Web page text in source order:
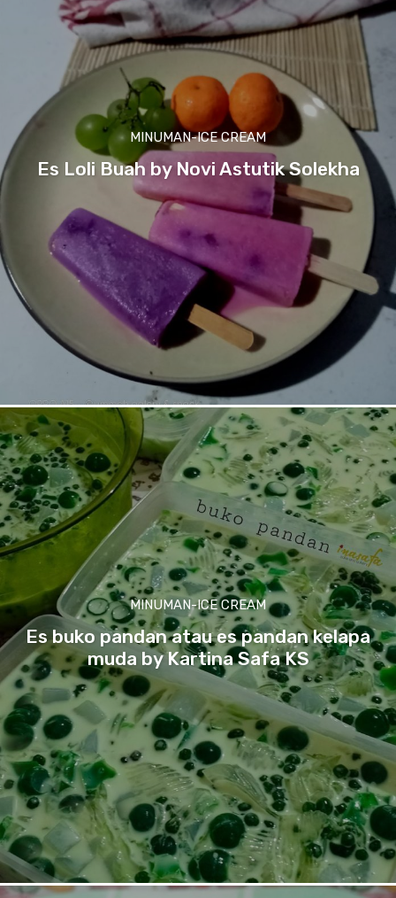
MINUMAN-ICE CREAM
Es Loli Buah by Novi Astutik Solekha
MINUMAN-ICE CREAM
Es buko pandan atau es pandan kelapa
muda by Kartina Safa KS